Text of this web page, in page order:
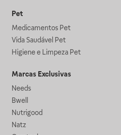
Pet
Medicamentos Pet
Vida Saudável Pet
Higiene e Limpeza Pet
Marcas Exclusivas
Needs
Bwell
Nutrigood
Natz